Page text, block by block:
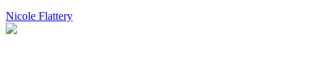
Nicole Flattery